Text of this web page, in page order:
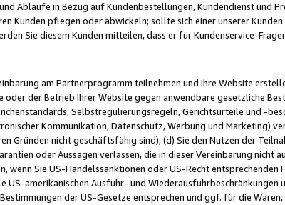
Abläufe in Bezug auf Kundenbestellungen, Kundendienst und
Kunden pflegen oder abwickeln; sollte sich einer unserer
Sie diesem Kunden mitteilen, dass er für Kundenservice-
am Partnerprogramm teilnehmen und Ihre Website
der Betrieb Ihrer Website gegen anwendbare gesetzliche
Selbstregulierungsregeln, Gerichtsurteile und -
Kommunikation, Datenschutz, Werbung und Marketing)
Gründen nicht geschäftsfähig sind); (d) Sie den Nutzen der
oder Aussagen verlassen, die in dieser Vereinbarung nicht
Sie US-Handelssanktionen oder US-Recht entsprechenden
US-amerikanischen Ausfuhr- und Wiederausfuhrbeschränkungen
der US-Gesetze entsprechen und ggf. für die